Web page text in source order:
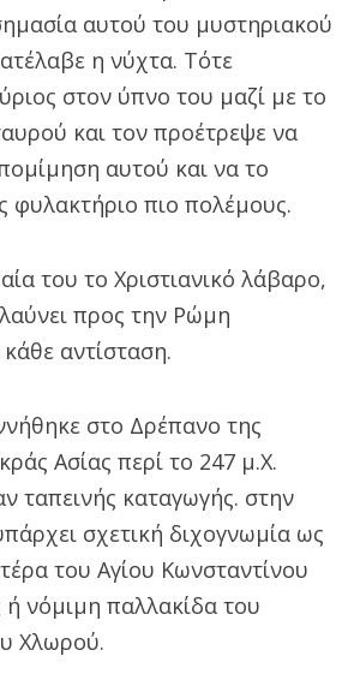
αυτού του μυστηριακού
η νύχτα. Τότε
στον ύπνο του μαζί με το
και τον προέτρεψε να
αυτού και να το
φυλακτήριο πιο πολέμους.
του το Χριστιανικό λάβαρο,
προς την Ρώμη
αντίσταση.
στο Δρέπανο της
Ασίας περί το 247 μ.Χ.
ταπεινής καταγωγής. στην
σχετική διχογνωμία ως
του Αγίου Κωνσταντίνου
νόμιμη παλλακίδα του
Χλωρού.